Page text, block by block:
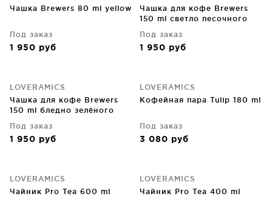
Чашка Brewers 80 ml yellow
Под заказ
1 950 руб
Чашка для кофе Brewers
150 ml светло песочного
Под заказ
1 950 руб
LOVERAMICS
Чашка для кофе Brewers
150 ml бледно зелёного
Под заказ
1 950 руб
LOVERAMICS
Кофейная пара Tulip 180 ml
Под заказ
3 080 руб
LOVERAMICS
Чайник Pro Tea 600 ml
LOVERAMICS
Чайник Pro Tea 400 ml